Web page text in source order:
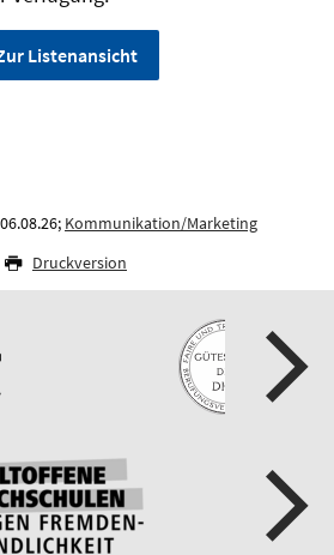
Listenansicht
Kommunikation/Marketing
Druckversion